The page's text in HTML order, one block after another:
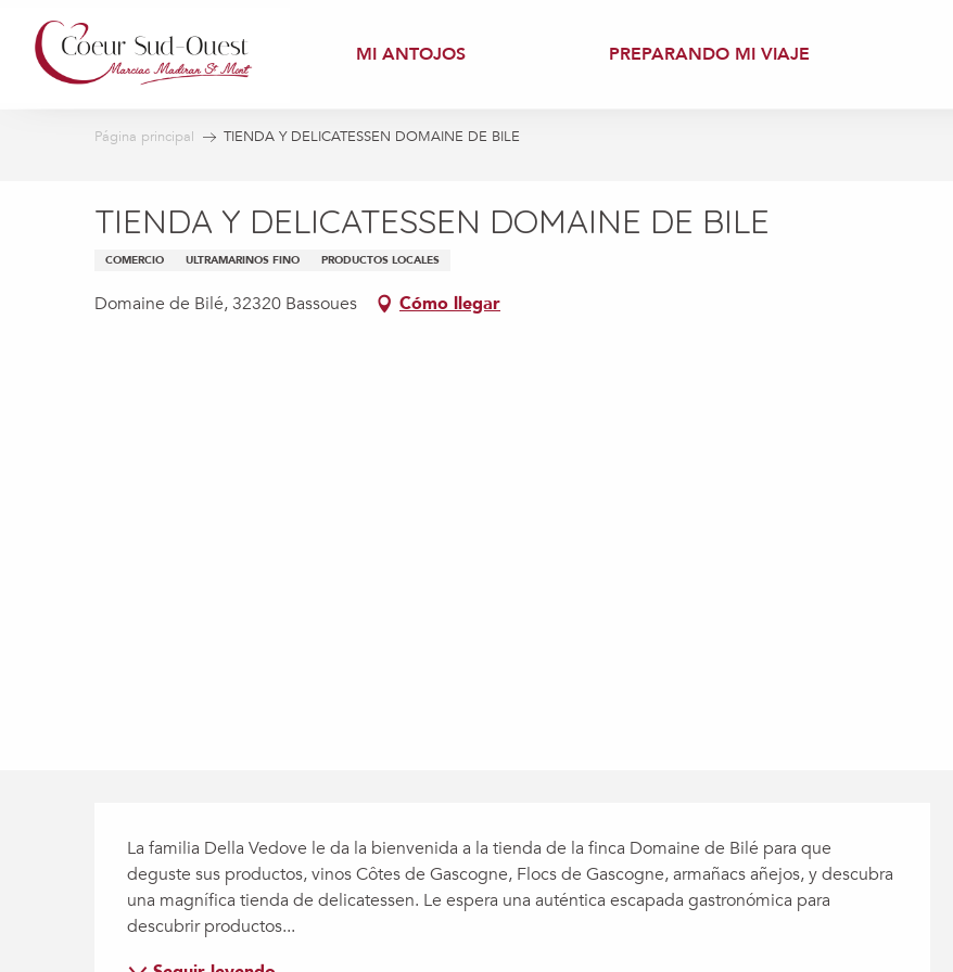
contenu
principal
MI ANTOJOS PREPARANDO MI VIAJE
Página principal TIENDA Y DELICATESSEN DOMAINE DE BILE
TIENDA Y DELICATESSEN DOMAINE DE BILE
COMERCIO ULTRAMARINOS FINO PRODUCTOS LOCALES
Domaine de Bilé, 32320 Bassoues Cómo llegar
Descripción
La familia Della Vedove le da la bienvenida a la tienda de la finca Domaine de Bilé para que
deguste sus productos, vinos Côtes de Gascogne, Flocs de Gascogne, armañacs añejos, y descubra
una magnífica tienda de delicatessen. Le espera una auténtica escapada gastronómica para
descubrir productos...